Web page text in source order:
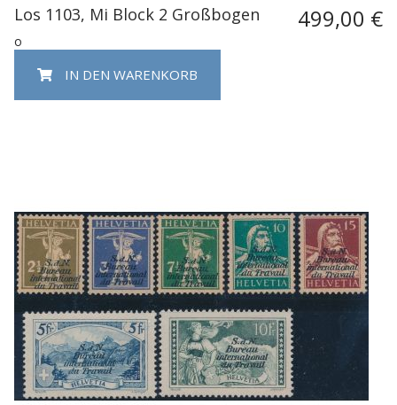
Los 1103, Mi Block 2 Großbogen 499,00 €
o
IN DEN WARENKORB